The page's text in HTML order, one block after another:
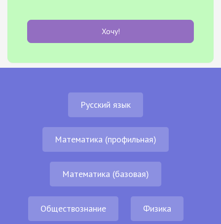
Хочу!
Русский язык
Математика (профильная)
Математика (базовая)
Обществознание Физика